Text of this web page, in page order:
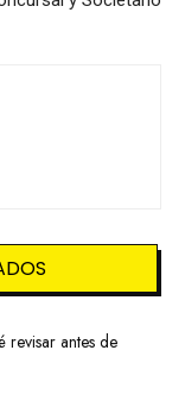
revisar antes de